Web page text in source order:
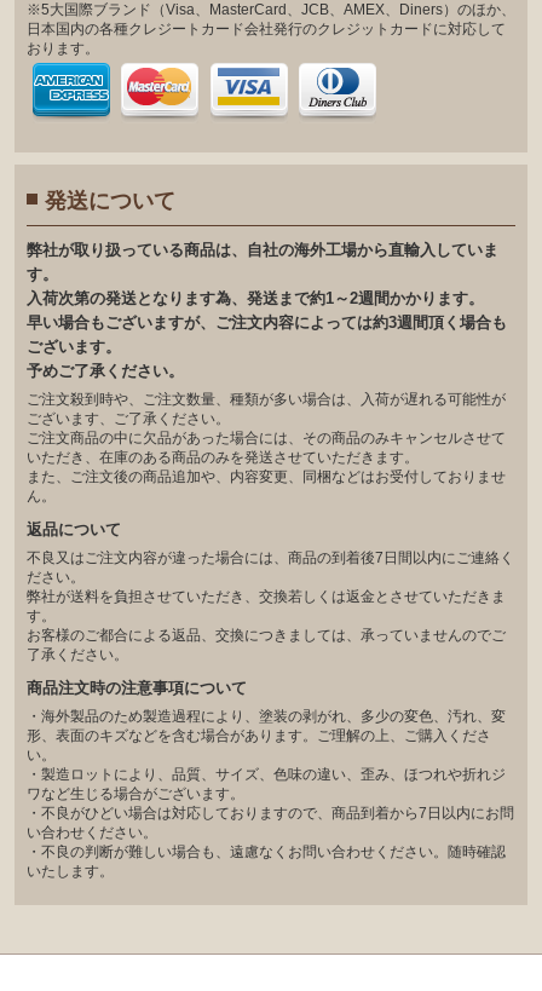
※5大国際ブランド（Visa、MasterCard、JCB、AMEX、Diners）のほか、
日本国内の各種クレジートカード会社発行のクレジットカードに対応して
おります。
発送について
弊社が取り扱っている商品は、自社の海外工場から直輸入していま
す。
入荷次第の発送となります為、発送まで約1～2週間かかります。
早い場合もございますが、ご注文内容によっては約3週間頂く場合も
ございます。
予めご了承ください。
ご注文殺到時や、ご注文数量、種類が多い場合は、入荷が遅れる可能性が
ございます、ご了承ください。
ご注文商品の中に欠品があった場合には、その商品のみキャンセルさせて
いただき、在庫のある商品のみを発送させていただきます。
また、ご注文後の商品追加や、内容変更、同梱などはお受付しておりませ
ん。
返品について
不良又はご注文内容が違った場合には、商品の到着後7日間以内にご連絡く
ださい。
弊社が送料を負担させていただき、交換若しくは返金とさせていただきま
す。
お客様のご都合による返品、交換につきましては、承っていませんのでご
了承ください。
商品注文時の注意事項について
・海外製品のため製造過程により、塗装の剥がれ、多少の変色、汚れ、変
形、表面のキズなどを含む場合があります。ご理解の上、ご購入くださ
い。
・製造ロットにより、品質、サイズ、色味の違い、歪み、ほつれや折れジ
ワなど生じる場合がございます。
・不良がひどい場合は対応しておりますので、商品到着から7日以内にお問
い合わせください。
・不良の判断が難しい場合も、遠慮なくお問い合わせください。随時確認
いたします。